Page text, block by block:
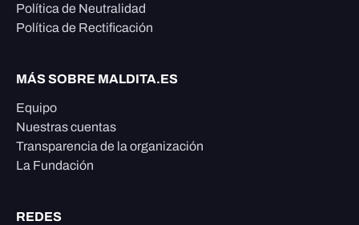
Política de Neutralidad
Política de Rectificación
MÁS SOBRE MALDITA.ES
Equipo
Nuestras cuentas
Transparencia de la organización
La Fundación
REDES